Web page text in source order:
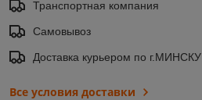
Транспортная компания
Самовывоз
Доставка курьером по г.МИНСКУ
Все условия доставки